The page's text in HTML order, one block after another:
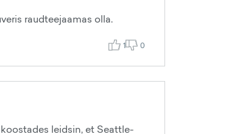
raudteejaamas olla.
1 0
leidsin, et Seattle-